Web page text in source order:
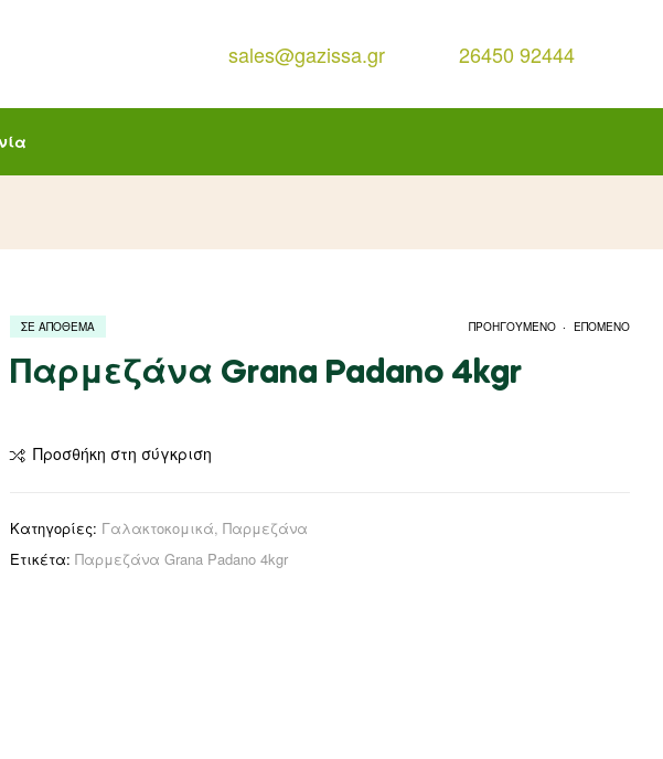
sales@gazissa.gr 26450 92444
ΠΡΟΗΓΟΥΜΕΝΟ . ΕΠΟΜΕΝΟ
ΣΕ ΑΠΟΘΕΜΑ
Παρμεζάνα Grana Padano 4kgr
Προσθήκη στη σύγκριση
Κατηγορίες: Γαλακτοκομικά, Παρμεζάνα
Ετικέτα: Παρμεζάνα Grana Padano 4kgr